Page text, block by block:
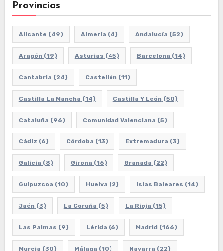
Provincias
Alicante (49) Almería (4) Andalucía (52)
Aragón (19) Asturias (45) Barcelona (14)
Cantabria (24) Castellón (11)
Castilla La Mancha (14) Castilla Y León (50)
Cataluña (96) Comunidad Valenciana (5)
Cádiz (6) Córdoba (13) Extremadura (3)
Galicia (8) Girona (16) Granada (22)
Guipuzcoa (10) Huelva (2) Islas Baleares (14)
Jaén (3) La Coruña (5) La Rioja (15)
Las Palmas (9) Lérida (6) Madrid (166)
Murcia (30) Málaga (10) Navarra (22)